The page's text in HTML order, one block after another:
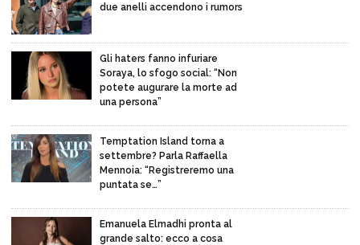
due anelli accendono i rumors
Gli haters fanno infuriare
Soraya, lo sfogo social: “Non
potete augurare la morte ad
una persona”
Temptation Island torna a
settembre? Parla Raffaella
Mennoia: “Registreremo una
puntata se…”
Emanuela Elmadhi pronta al
grande salto: ecco a cosa